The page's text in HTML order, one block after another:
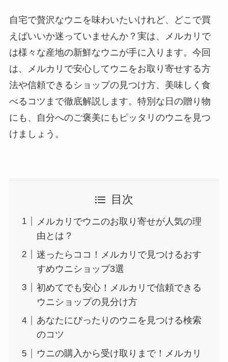
自宅で贅沢なウニを味わいたいけれど、どこで買
えばいいか迷っていませんか？実は、メルカリで
は様々な産地の新鮮なウニが手に入ります。今回
は、メルカリで安心してウニをお取り寄せする方
法や信頼できるショップの見つけ方、美味しく食
べるコツまで徹底解説します。特別な日の贈り物
にも、自分へのご褒美にもピッタリのウニを見つ
けましょう。
目次
メルカリでウニのお取り寄せが人気の理
由とは？
迷ったらココ！メルカリで見つけるおす
すめウニショップ3選
初めてでも安心！メルカリで信頼できる
ウニショップの見分け方
あなたにぴったりのウニを見つける検索
のコツ
ウニの購入から受け取りまで！メルカリ